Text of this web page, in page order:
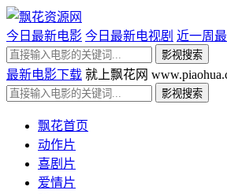
今日最新电影 今日最新电视剧 近一周
最新电影下载 就上飘花网
飘花首页
动作片
喜剧片
爱情片